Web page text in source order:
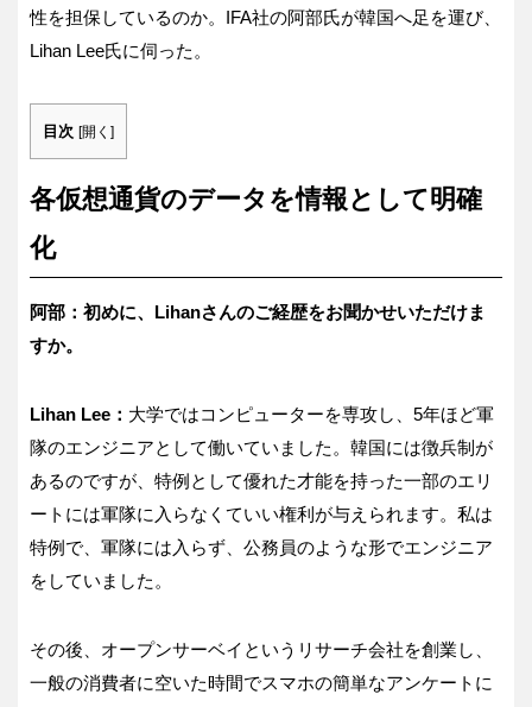
性を担保しているのか。IFA社の阿部氏が韓国へ足を運び、
Lihan Lee氏に伺った。
目次 [開く ]
各仮想通貨のデータを情報として明確
化
阿部：初めに、Lihanさんのご経歴をお聞かせいただけま
すか。
Lihan Lee： 大学ではコンピューターを専攻し、5年ほど軍
隊のエンジニアとして働いていました。韓国には徴兵制が
あるのですが、特例として優れた才能を持った一部のエリ
ートには軍隊に入らなくていい権利が与えられます。私は
特例で、軍隊には入らず、公務員のような形でエンジニア
をしていました。
その後、オープンサーベイというリサーチ会社を創業し、
一般の消費者に空いた時間でスマホの簡単なアンケートに